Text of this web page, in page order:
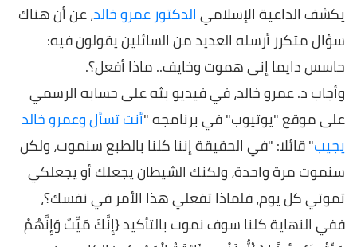
يكشف الداعية الإسلاميالدكتور عمرو خالد، عن أن هناك
سؤال متكرر أرسله العديد من السائلين يقولون فيه:
حاسس دايما إنى هموت وخايف.. ماذا أفعل؟.
وأجاب د. عمرو خالد، في فيديو بثه على حسابه الرسمي
على موقع "يوتيوب" في برنامجه "أنت تسأل وعمرو خالد
يجيب" قائلا: "في الحقيقة إننا كلنا بالطبع سنموت، ولكن
سنموت مرة واحدة، ولكنك الشيطان يجعلك أو يجعلكي
تموتي كل يوم، فلماذا تفعلي هذا الأمر في نفسك؟،
ففي النهاية كلنا سوف نموت بالتأكيد {إِنَّكَ مَيِّتٌ وَإِنَّهُمْ